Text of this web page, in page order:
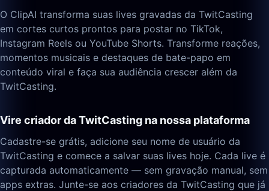
O ClipAI transforma suas lives gravadas da TwitCasting
em cortes curtos prontos para postar no TikTok,
Instagram Reels ou YouTube Shorts. Transforme reações,
momentos musicais e destaques de bate-papo em
conteúdo viral e faça sua audiência crescer além da
TwitCasting.
Vire criador da TwitCasting na nossa plataforma
Cadastre-se grátis, adicione seu nome de usuário da
TwitCasting e comece a salvar suas lives hoje. Cada live é
capturada automaticamente — sem gravação manual, sem
apps extras. Junte-se aos criadores da TwitCasting que já